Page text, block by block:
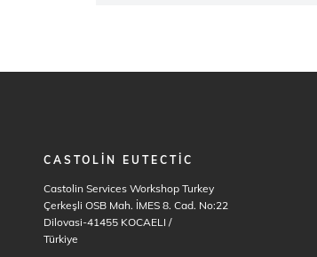
CASTOLIN EUTECTIC
Castolin Services Workshop Turkey
Çerkeşli OSB Mah. İMES 8. Cad. No:22
Dilovasi-41455 KOCAELI /
Türkiye